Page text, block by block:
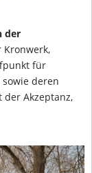
der
Kronwerk,
für
deren
Akzeptanz,